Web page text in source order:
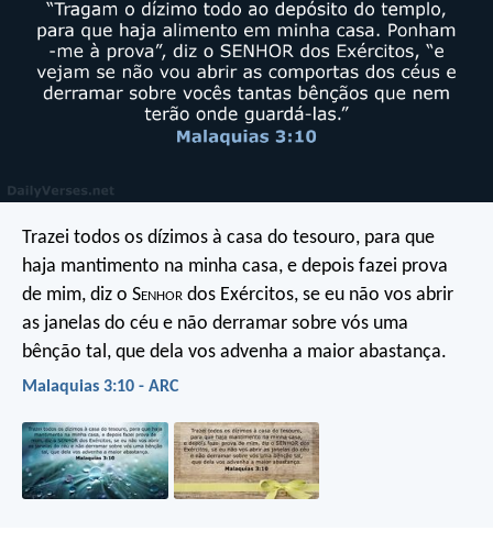
Trazei todos os dízimos à casa do tesouro, para que
haja mantimento na minha casa, e depois fazei prova
de mim, diz o Senhor dos Exércitos, se eu não vos abrir
as janelas do céu e não derramar sobre vós uma
bênção tal, que dela vos advenha a maior abastança.
Malaquias 3:10 - ARC